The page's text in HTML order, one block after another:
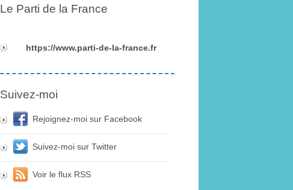
Le Parti de la France
https://www.parti-de-la-france.fr
Suivez-moi
Rejoignez-moi sur Facebook
Suivez-moi sur Twitter
Voir le flux RSS